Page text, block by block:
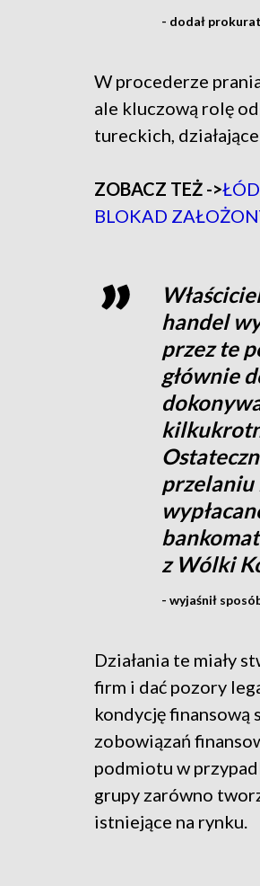
- dodał
W procederze
ale kluczową rolę
tureckich,
ZOBACZ TEŻ ->
BLOKAD
handel
przez te
głównie
przelaniu
z Wólki
- wyjaśnił
Działania te miały
firm i dać pozory
kondycję finansową
zobowiązań
podmiotu w
grupy zarówno
istniejące na rynku.